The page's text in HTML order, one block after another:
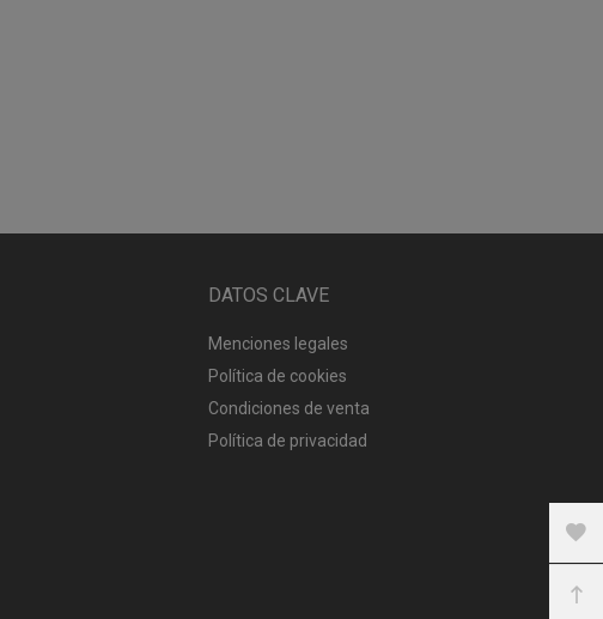
DATOS CLAVE
Menciones legales
Política de cookies
Condiciones de venta
Política de privacidad